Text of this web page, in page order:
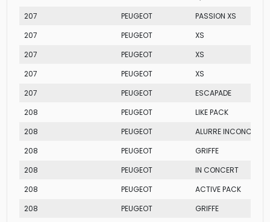
207
PEUGEOT
PASSION XS
207
PEUGEOT
XS
207
PEUGEOT
XS
207
PEUGEOT
XS
207
PEUGEOT
ESCAPADE
208
PEUGEOT
LIKE PACK
208
PEUGEOT
ALURRE INCONCERT
208
PEUGEOT
GRIFFE
208
PEUGEOT
IN CONCERT
208
PEUGEOT
ACTIVE PACK
208
PEUGEOT
GRIFFE